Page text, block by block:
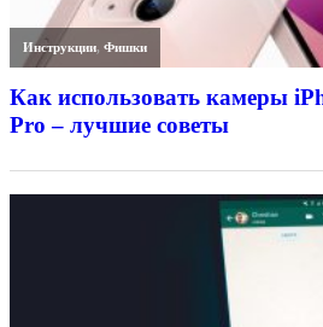
Инструкции,Фишки
Как использовать камеры
Pro – лучшие советы